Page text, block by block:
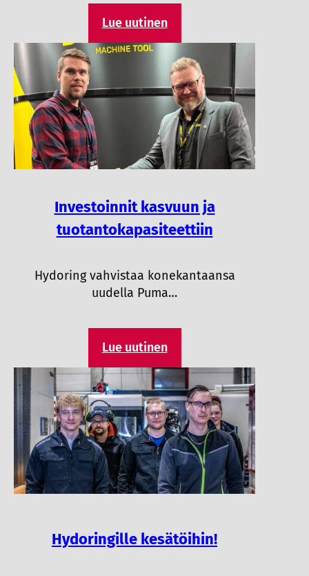
Lue uutinen
Investoinnit kasvuun ja
tuotantokapasiteettiin
Hydoring vahvistaa konekantaansa
uudella Puma…
Lue uutinen
Hydoringille kesätöihin!